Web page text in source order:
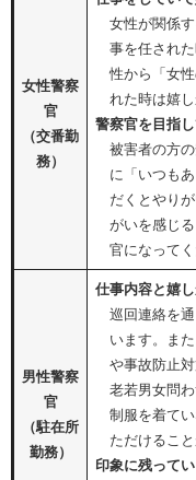
女性警察
官
（交番勤
務）
女性が関係
事を任され
性から「女
れた時は嬉し
警察官を目指
被害者の方
に「いつも
だくとやり
がいを感じ
官になってく
男性警察
官
（駐在所
勤務）
仕事内容と嬉
巡回連絡を
います。ま
や事故防止
老若男女問
制服を着て
ただけるこ
印象に残って